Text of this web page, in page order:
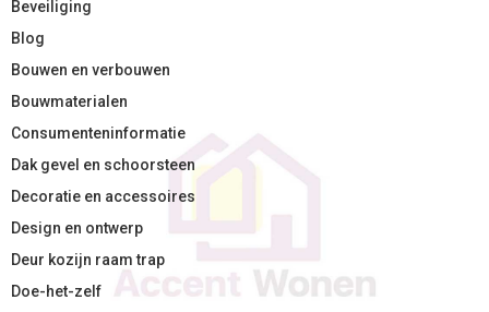
Beveiliging
Blog
Bouwen en verbouwen
Bouwmaterialen
Consumenteninformatie
Dak gevel en schoorsteen
Decoratie en accessoires
Design en ontwerp
Deur kozijn raam trap
Doe-het-zelf